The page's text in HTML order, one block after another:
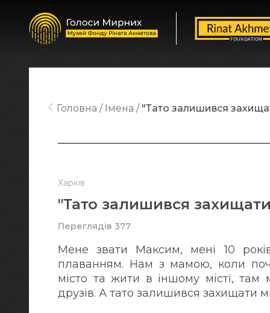
Харків
"Тато залишився
Переглядів 377
Мене звати Максим, мені 10
плаванням. Нам з мамою, коли
місто та жити в іншому місті,
друзів. А тато залишився захищати
Головна Імена "Тато залишився